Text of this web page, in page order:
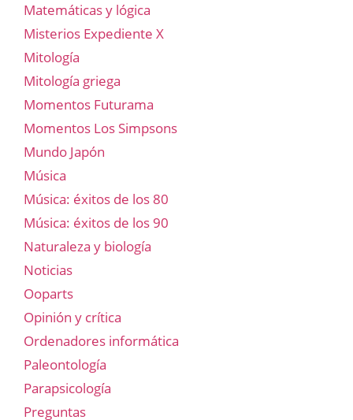
Matemáticas y lógica
Misterios Expediente X
Mitología
Mitología griega
Momentos Futurama
Momentos Los Simpsons
Mundo Japón
Música
Música: éxitos de los 80
Música: éxitos de los 90
Naturaleza y biología
Noticias
Ooparts
Opinión y crítica
Ordenadores informática
Paleontología
Parapsicología
Preguntas